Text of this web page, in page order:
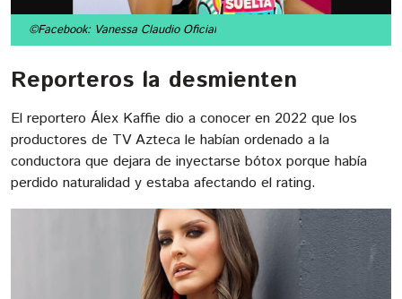
©Facebook: Vanessa Claudio Oficial
Reporteros la desmienten
El reportero Álex Kaffie dio a conocer en 2022 que los
productores de TV Azteca le habían ordenado a la
conductora que dejara de inyectarse bótox porque había
perdido naturalidad y estaba afectando el rating.